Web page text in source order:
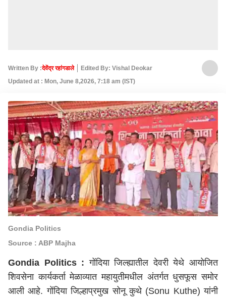
Written By :देवेंद्र रहांगडाले
Edited By: Vishal Deokar
Updated at : Mon, June 8,2026, 7:18 am (IST)
Gondia Politics
Source : ABP Majha
Gondia Politics : गोंदिया जिल्ह्यातील देवरी येथे आयोजित
शिवसेना कार्यकर्ता मेळाव्यात महायुतीमधील अंतर्गत धुसफूस समोर
आली आहे. गोंदिया जिल्हाप्रमुख सोनू कुथे (Sonu Kuthe)यांनी